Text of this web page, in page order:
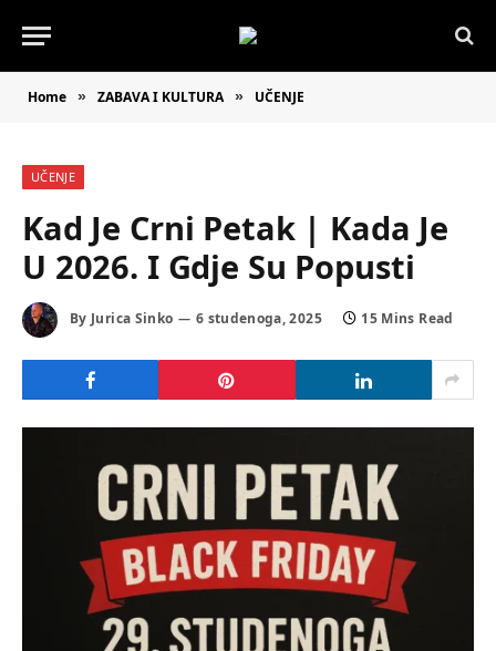
Home » ZABAVA I KULTURA » UČENJE
UČENJE
Kad Je Crni Petak | Kada Je
U 2026. I Gdje Su Popusti
By Jurica Sinko 6 studenoga, 2025 15 Mins Read